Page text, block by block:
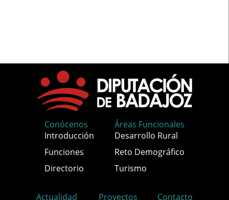
Conócenos
Introducción
Funciones
Directorio
Áreas Funcionales
Desarrollo Rural
Reto Demográfico
Turismo
Actualidad Proyectos Contacto